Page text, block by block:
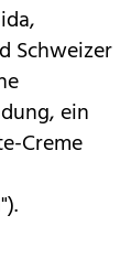
Schweizer
ein
Creme